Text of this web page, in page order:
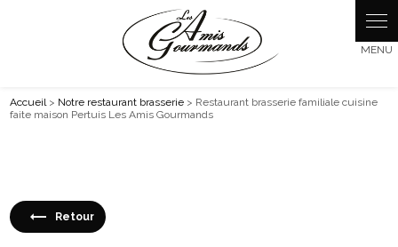
Accueil> Notre restaurant brasserie > Restaurant brasserie familiale cuisine
faite maison Pertuis Les Amis Gourmands
Retour
Panneau de gestion des cookies